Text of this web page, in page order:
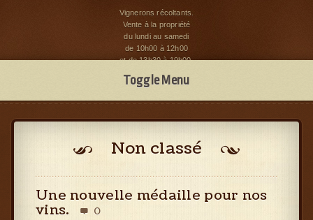
Vignerons récoltants.
Vente à la propriété
du lundi au samedi
de 10h00 à 12h00
et de 13h30 à 19h00.
Toggle Menu
Non classé
Une nouvelle médaille pour nos
vins.
 0